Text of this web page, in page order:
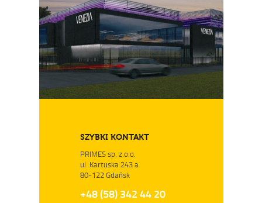
SZYBKI KONTAKT
PRIMES sp. z.o.o.
ul. Kartuska 243 a
80-122 Gdańsk
+48 (58) 342 44 20